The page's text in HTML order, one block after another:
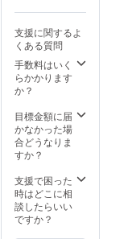
支援に関するよ
くある質問
手数料はいく
らかかります
か？
目標金額に届
かなかった場
合どうなりま
すか？
支援で困った
時はどこに相
談したらいい
ですか？